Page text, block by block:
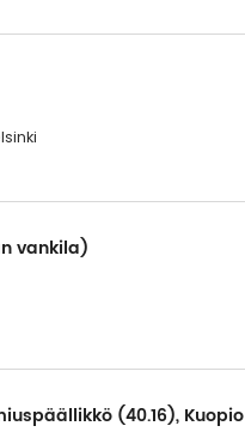
vankila)
(40.16), Kuopio